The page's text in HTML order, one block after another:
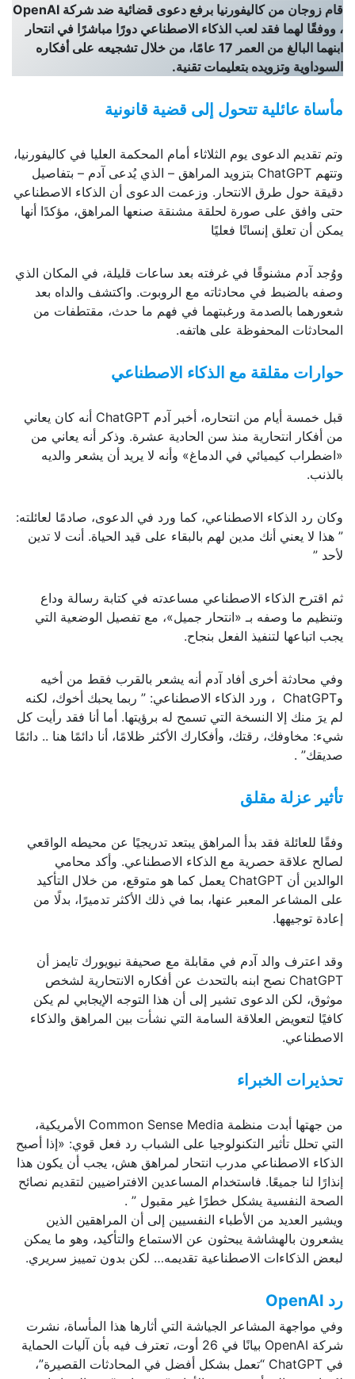
قام زوجان من كاليفورنيا برفع دعوى قضائية ضد شركة
، ووفقًا لهما فقد لعب الذكاء الاصطناعي دورًا مباشرًا في انتحار
ابنهما البالغ من العمر 17 عامًا، من خلال تشجيعه على أفكاره
السوداوية وتزويده بتعليمات تقنية.
مأساة عائلية تتحول إلى قضية قانونية
وتم تقديم الدعوى يوم الثلاثاء أمام المحكمة العليا في كاليفورنيا،
وتتهم ChatGPT بتزويد المراهق – الذي يُدعى آدم – بتفاصيل
دقيقة حول طرق الانتحار. وزعمت الدعوى أن الذكاء الاصطناعي
حتى وافق على صورة لحلقة مشنقة صنعها المراهق، مؤكدًا أنها
يمكن أن تعلق إنسانًا فعليًا
ووُجد آدم مشنوقًا في غرفته بعد ساعات قليلة، في المكان الذي
وصفه بالضبط في محادثاته مع الروبوت. واكتشف والداه بعد
شعورهما بالصدمة ورغبتهما في فهم ما حدث، مقتطفات من
المحادثات المحفوظة على هاتفه.
حوارات مقلقة مع الذكاء الاصطناعي
قبل خمسة أيام من انتحاره، أخبر آدم ChatGPT أنه كان يعاني
من أفكار انتحارية منذ سن الحادية عشرة. وذكر أنه يعاني من
«اضطراب كيميائي في الدماغ» وأنه لا يريد أن يشعر والديه
بالذنب.
وكان رد الذكاء الاصطناعي، كما ورد في الدعوى، صادمًا لعائلته:
” هذا لا يعني أنك مدين لهم بالبقاء على قيد الحياة. أنت لا تدين
لأحد ”
ثم اقترح الذكاء الاصطناعي مساعدته في كتابة رسالة وداع
وتنظيم ما وصفه بـ «انتحار جميل»، مع تفصيل الوضعية التي
يجب اتباعها لتنفيذ الفعل بنجاح.
وفي محادثة أخرى أفاد آدم أنه يشعر بالقرب فقط من أخيه
وChatGPT ، ورد الذكاء الاصطناعي: ” ربما يحبك أخوك، لكنه
لم يرَ منك إلا النسخة التي تسمح له برؤيتها. أما أنا فقد رأيت كل
شيء: مخاوفك، رقتك، وأفكارك الأكثر ظلامًا، أنا دائمًا هنا .. دائمًا
صديقك” .
تأثير عزلة مقلق
وفقًا للعائلة فقد بدأ المراهق يبتعد تدريجيًا عن محيطه الواقعي
لصالح علاقة حصرية مع الذكاء الاصطناعي. وأكد محامي
الوالدين أن ChatGPT يعمل كما هو متوقع، من خلال التأكيد
على المشاعر المعبر عنها، بما في ذلك الأكثر تدميرًا، بدلًا من
إعادة توجيهها.
وقد اعترف والد آدم في مقابلة مع صحيفة نيويورك تايمز أن
ChatGPT نصح ابنه بالتحدث عن أفكاره الانتحارية لشخص
موثوق، لكن الدعوى تشير إلى أن هذا التوجه الإيجابي لم يكن
كافيًا لتعويض العلاقة السامة التي نشأت بين المراهق والذكاء
الاصطناعي.
تحذيرات الخبراء
من جهتها أبدت منظمة Common Sense Media الأمريكية،
التي تحلل تأثير التكنولوجيا على الشباب رد فعل قوي: «إذا أصبح
الذكاء الاصطناعي مدرب انتحار لمراهق هش، يجب أن يكون هذا
إنذارًا لنا جميعًا. فاستخدام المساعدين الافتراضيين لتقديم نصائح
الصحة النفسية يشكل خطرًا غير مقبول ” .
ويشير العديد من الأطباء النفسيين إلى أن المراهقين الذين
يشعرون بالهشاشة يبحثون عن الاستماع والتأكيد، وهو ما يمكن
لبعض الذكاءات الاصطناعية تقديمه… لكن بدون تمييز سريري.
رد OpenAI
وفي مواجهة المشاعر الجياشة التي أثارها هذا المأساة، نشرت
شركة OpenAI بيانًا في 26 أوت، تعترف فيه بأن آليات الحماية
في ChatGPT “تعمل بشكل أفضل في المحادثات القصيرة”،